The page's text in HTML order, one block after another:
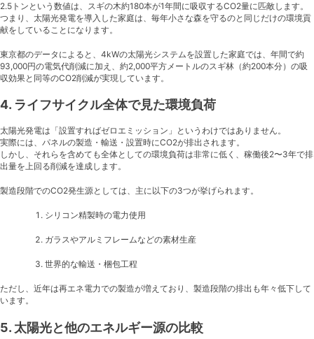
2.5トンという数値は、スギの木約180本が1年間に吸収するCO2量に匹敵します。
つまり、太陽光発電を導入した家庭は、毎年小さな森を守るのと同じだけの環境貢
献をしていることになります。
東京都のデータによると、4kWの太陽光システムを設置した家庭では、年間で約
93,000円の電気代削減に加え、約2,000平方メートルのスギ林（約200本分）の吸
収効果と同等のCO2削減が実現しています。
4. ライフサイクル全体で見た環境負荷
太陽光発電は「設置すればゼロエミッション」というわけではありません。
実際には、パネルの製造・輸送・設置時にCO2が排出されます。
しかし、それらを含めても全体としての環境負荷は非常に低く、稼働後2〜3年で排
出量を上回る削減を達成します。
製造段階でのCO2発生源としては、主に以下の3つが挙げられます。
シリコン精製時の電力使用
ガラスやアルミフレームなどの素材生産
世界的な輸送・梱包工程
ただし、近年は再エネ電力での製造が増えており、製造段階の排出も年々低下して
います。
5. 太陽光と他のエネルギー源の比較